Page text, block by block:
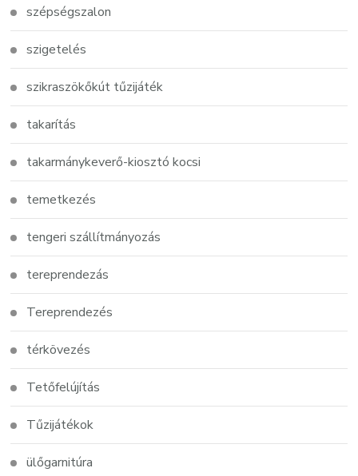
szépségszalon
szigetelés
szikraszökőkút tűzijáték
takarítás
takarmánykeverő-kiosztó kocsi
temetkezés
tengeri szállítmányozás
tereprendezás
Tereprendezés
térkövezés
Tetőfelújítás
Tűzijátékok
ülőgarnitúra